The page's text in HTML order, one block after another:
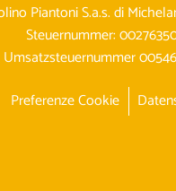
Piantoni S.a.s. di
Steuernummer:
Umsatzsteuernummer
Preferenze Cookie